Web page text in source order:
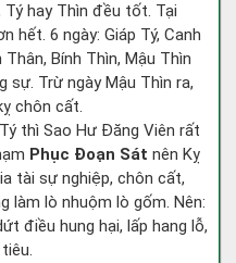
Tý hay Thìn đều tốt. Tại
hết. 6 ngày: Giáp Tý, Canh
Thân, Bính Thìn, Mậu Thìn
Trừ ngày Mậu Thìn ra,
chôn cất.
thì Sao Hư Đăng Viên rất
Phục Đoạn Sát nên Kỵ
tài sự nghiệp, chôn cất,
làm lò nhuộm lò gốm. Nên:
điều hung hại, lấp hang lỗ,